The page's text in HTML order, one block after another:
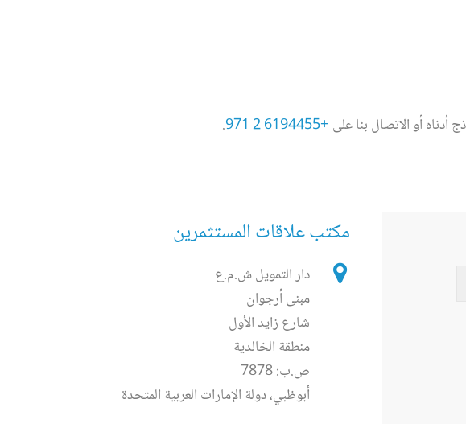
أو الاتصال بنا على +971 2 6194455
.
مكتب علاقات المستثمرين
دار التمويل ش.م.ع
مبنى أرجوان
شارع زايد الأول
منطقة الخالدية
ص.ب: 7878
أبوظبي، دولة الإمارات العربية المتحدة